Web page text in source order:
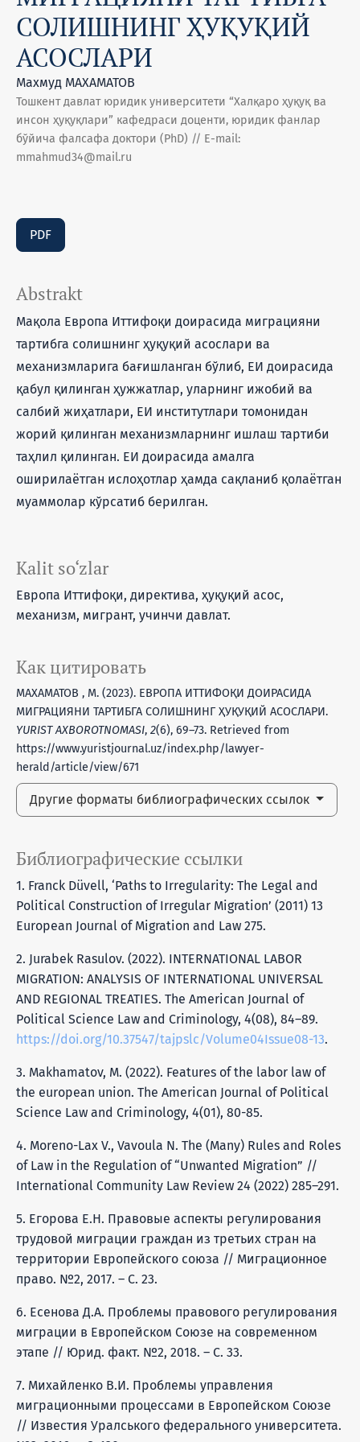
СОЛИШНИНГ ҲУҚУҚИЙ
АСОСЛАРИ
Махмуд МАХАМАТОВ
Тошкент давлат юридик университети “Халқаро ҳуқуқ ва
инсон ҳуқуқлари” кафедраси доценти, юридик фанлар
бўйича фалсафа доктори (PhD) // E-mail:
mmahmud34@mail.ru
PDF
Kalit so‘zlar
Европа Иттифоқи, директива, ҳуқуқий асос,
механизм, мигрант, учинчи давлат.
Как цитировать
МАХАМАТОВ , М. (2023). ЕВРОПА ИТТИФОҚИ ДОИРАСИДА
МИГРАЦИЯНИ ТАРТИБГА СОЛИШНИНГ ҲУҚУҚИЙ АСОСЛАРИ.
YURIST AXBOROTNOMASI, 2(6), 69–73. Retrieved from
https://www.yuristjournal.uz/index.php/lawyer-
herald/article/view/671
Другие форматы библиографических ссылок
Abstrakt
Мақола Европа Иттифоқи доирасида миграцияни
тартибга солишнинг ҳуқуқий асослари ва
механизмларига бағишланган бўлиб, ЕИ доирасида
қабул қилинган ҳужжатлар, уларнинг ижобий ва
салбий жиҳатлари, ЕИ институтлари томонидан
жорий қилинган механизмларнинг ишлаш тартиби
таҳлил қилинган. ЕИ доирасида амалга
оширилаётган ислоҳотлар ҳамда сақланиб қолаётган
муаммолар кўрсатиб берилган.
Библиографические ссылки
1. Franck Düvell, ‘Paths to Irregularity: The Legal and
Political Construction of Irregular Migration’ (2011) 13
European Journal of Migration and Law 275.
2. Jurabek Rasulov. (2022). INTERNATIONAL LABOR
MIGRATION: ANALYSIS OF INTERNATIONAL UNIVERSAL
AND REGIONAL TREATIES. The American Journal of
Political Science Law and Criminology, 4(08), 84–89.
https://doi.org/10.37547/tajpslc/Volume04Issue08-13.
3. Makhamatov, M. (2022). Features of the labor law of
the european union. The American Journal of Political
Science Law and Criminology, 4(01), 80-85.
4. Moreno-Lax V., Vavoula N. The (Many) Rules and Roles
of Law in the Regulation of “Unwanted Migration” //
International Community Law Review 24 (2022) 285–291.
5. Егорова Е.Н. Правовые аспекты регулирования
трудовой миграции граждан из третьих стран на
территории Европейского союза // Миграционное
право. №2, 2017. – С. 23.
6. Есенова Д.А. Проблемы правового регулирования
миграции в Европейском Союзе на современном
этапе // Юрид. факт. №2, 2018. – С. 33.
7. Михайленко В.И. Проблемы управления
миграционными процессами в Европейском Союзе
// Известия Уралського федерального университета.